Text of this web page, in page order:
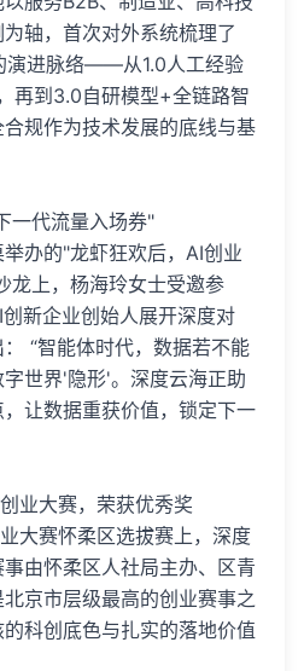
轴，首次对外系统梳理了
演进脉络——从1.0人工经验
再到3.0自研模型+全链路智
规作为技术发展的底线与基
一代流量入场券"
办的"龙虾狂欢后，AI创业
龙上，杨海玲女士受邀参
新企业创始人展开深度对
“智能体时代，数据若不能
世界'隐形'。深度云海正助
让数据重获价值，锁定下一
业大赛，荣获优秀奖
大赛怀柔区选拔赛上，深度
由怀柔区人社局主办、区青
京市层级最高的创业赛事之
科创底色与扎实的落地价值